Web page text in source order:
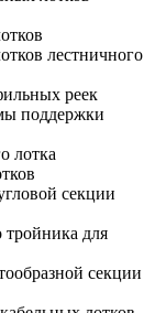
лестничного
реек
поддержки
лотка
секции
для
секции